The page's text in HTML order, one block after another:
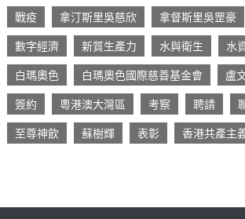
戰疫
拿汀斯里吳慈欣 拿督斯里吳罡豪
數字經濟
新質生產力 水與衛生 水
白瑪奧色
白瑪奧色國際慈善基金會 盧
簽約
粵港澳大灣區 考察 聘請
至尊神飲
蘇樹輝 表彰 香港共產主